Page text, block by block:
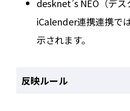
desknet’s NEO（デ
iCalender連携連携で
示されます。
反映ルール